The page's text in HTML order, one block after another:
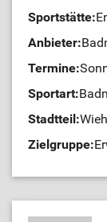
Sportstätte:
Anbieter:
Termine:
Sportart:
Stadtteil:
Zielgruppe: